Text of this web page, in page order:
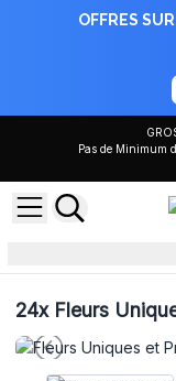
OFFRES
Pas de Minimum
24xFleurs